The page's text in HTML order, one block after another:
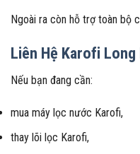
Ngoài ra còn hỗ trợ toàn bộ
Liên Hệ Karofi Long
Nếu bạn đang cần:
mua máy lọc nước Karofi,
thay lõi lọc Karofi,